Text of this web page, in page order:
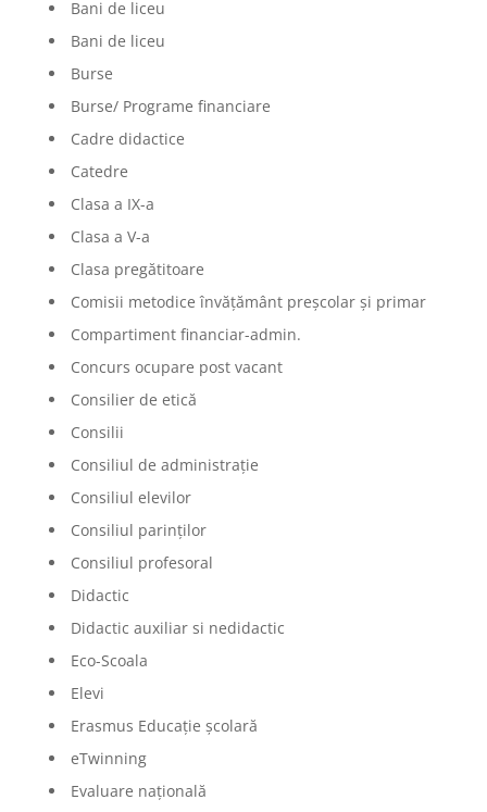
Bani de liceu
Bani de liceu
Burse
Burse/ Programe financiare
Cadre didactice
Catedre
Clasa a IX-a
Clasa a V-a
Clasa pregătitoare
Comisii metodice învățământ preșcolar și primar
Compartiment financiar-admin.
Concurs ocupare post vacant
Consilier de etică
Consilii
Consiliul de administrație
Consiliul elevilor
Consiliul parinților
Consiliul profesoral
Didactic
Didactic auxiliar si nedidactic
Eco-Scoala
Elevi
Erasmus Educație școlară
eTwinning
Evaluare națională